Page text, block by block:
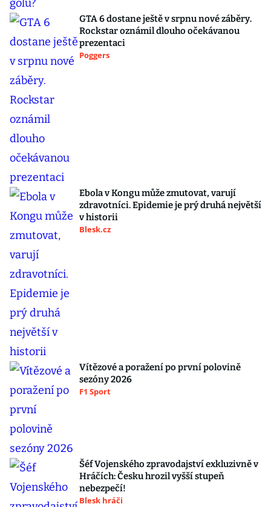
GTA 6 dostane ještě v srpnu nové záběry.
Rockstar oznámil dlouho očekávanou
prezentaci
Poggers
Ebola v Kongu může zmutovat, varují
zdravotníci. Epidemie je prý druhá největší
v historii
Blesk.cz
Vítězové a poražení po první polovině
sezóny 2026
F1 Sport
Šéf Vojenského zpravodajství exkluzivně v
Hráčích: Česku hrozil vyšší stupeň
nebezpečí!
Blesk hráči